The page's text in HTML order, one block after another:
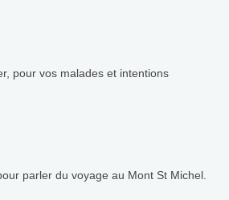
pour vos malades et intentions
parler du voyage au Mont St Michel.